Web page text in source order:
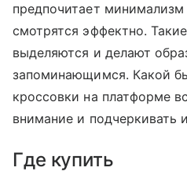
предпочитает
смотрятся эффектно.
выделяются и делают
запоминающимся. Какой
кроссовки на платформе
внимание и подчеркивать
Где купить